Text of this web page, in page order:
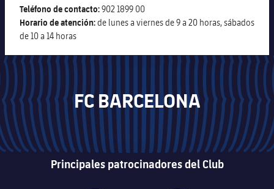
Teléfono de contacto:902 1899 00
Horario de atención:de lunes a viernes de 9 a 20 horas, sábados
de 10 a 14 horas
FC BARCELONA
Principales patrocinadores del Club